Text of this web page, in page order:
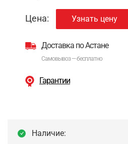
Цена: Узнать цену
Доставка по Астане
Самовывоз — бесплатно
Гарантии
Наличие: